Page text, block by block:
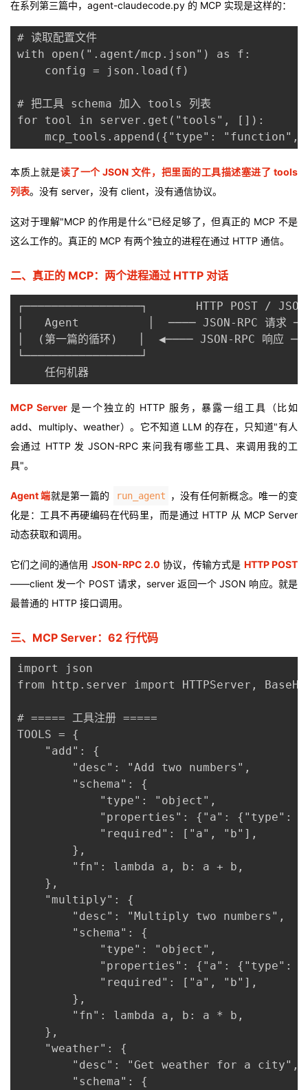
注
开
者
堂
我
的
Programs
我
支
我
的
支
我
声
在系列第三篇中，agent-claudecode.py 的 MCP 实现是这样的：
# 读取配置文件
with open(".agent/mcp.json") as f:
config = json.load(f)
# 把工具 schema 加入 tools 列表
for tool in server.get("tools", []):
mcp_tools.append({"type":
本质上就是读了一个 JSON 文件，把里面的工具描述塞进了 tools
列表。没有 server，没有 client，没有通信协议。
这对于理解"MCP 的作用是什么"已经足够了，但真正的 MCP 不是
这么工作的。真正的 MCP 有两个独立的进程在通过 HTTP 通信。
二、真正的 MCP：两个进程通过 HTTP 对话
┌─────────────────┐       HTTP POST /
│   Agent          │  ──── JSON-RPC 请求
│  (第一篇的循环)   │  ◀──── JSON-RPC 响应
└─────────────────┘
任何机器
MCP Server是一个独立的 HTTP 服务，暴露一组工具（比如
add、multiply、weather）。它不知道 LLM 的存在，只知道"有人
会通过 HTTP 发 JSON-RPC 来问我有哪些工具、来调用我的工
具"。
Agent 端就是第一篇的 run_agent
，没有任何新概念。唯一的变
化是：工具不再硬编码在代码里，而是通过 HTTP 从 MCP Server
动态获取和调用。
它们之间的通信用 JSON-RPC 2.0 协议，传输方式是 HTTP POST
——client 发一个 POST 请求，server 返回一个 JSON 响应。就是
最普通的 HTTP 接口调用。
三、MCP Server：62 行代码
import json
from http.server import HTTPServer,
# ===== 工具注册 =====
TOOLS = {
"add": {
"desc": "Add two numbers",
"schema": {
"type": "object",
"properties": {"a": {"type":
"required": ["a", "b"],
},
"fn": lambda a, b: a + b,
},
"multiply": {
"desc": "Multiply two numbers",
"schema": {
"type": "object",
"properties": {"a": {"type":
"required": ["a", "b"],
},
"fn": lambda a, b: a * b,
},
"weather": {
"desc": "Get weather for a city",
"schema": {